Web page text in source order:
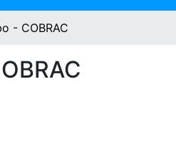
- COBRAC